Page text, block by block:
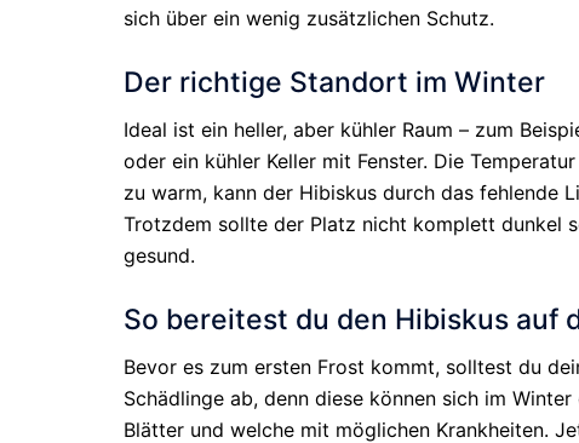
sich über ein wenig zusätzlichen Schutz.
Der richtige Standort im Winter
Ideal ist ein heller, aber kühler Raum – zum
oder ein kühler Keller mit Fenster. Die
zu warm, kann der Hibiskus durch das fehlende
Trotzdem sollte der Platz nicht komplett dunkel
gesund.
So bereitest du den Hibiskus auf
Bevor es zum ersten Frost kommt, solltest du
Schädlinge ab, denn diese können sich im
Blätter und welche mit möglichen Krankheiten.